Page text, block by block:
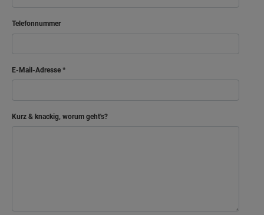
Telefonnummer
E-Mail-Adresse
Kurz & knackig, worum geht's?